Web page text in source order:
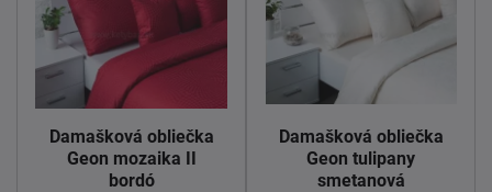
Damašková obliečka
Geon mozaika II
bordó
Damašková obliečka
Geon tulipany
smetanová